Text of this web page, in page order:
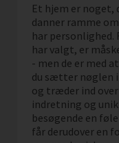
Et hjem er noget,
danner ramme
har
har valgt, er
- men de er med
du sætter nøglen i
og træder ind
indretning og
besøgende en
får derudover en